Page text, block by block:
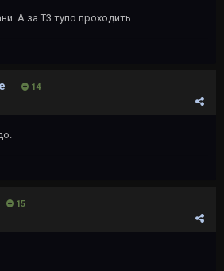
А за T3 тупо проходить.
14
15